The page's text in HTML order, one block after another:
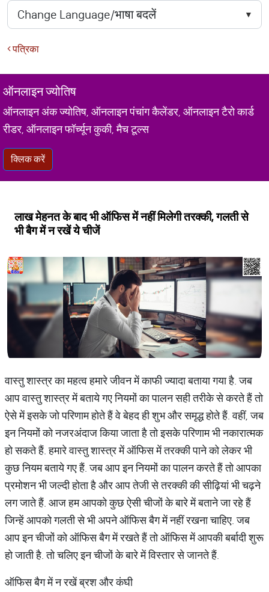
पत्रिका
ऑनलाइन ज्योतिष
ऑनलाइन अंक ज्योतिष, ऑनलाइन पंचांग कैलेंडर, ऑनलाइन टैरो कार्ड
रीडर, ऑनलाइन फॉर्च्यून कुकी, मैच टूल्स
क्लिक करें
लाख मेहनत के बाद भी ऑफिस में नहीं मिलेगी तरक्की, गलती से
भी बैग में न रखें ये चीजें
वास्तु शास्त्र का महत्व हमारे जीवन में काफी ज्यादा बताया गया है. जब
आप वास्तु शास्त्र में बताये गए नियमों का पालन सही तरीके से करते हैं तो
ऐसे में इसके जो परिणाम होते हैं वे बेहद ही शुभ और समृद्ध होते हैं. वहीं, जब
इन नियमों को नजरअंदाज किया जाता है तो इसके परिणाम भी नकारात्मक
हो सकते हैं. हमारे वास्तु शास्त्र में ऑफिस में तरक्की पाने को लेकर भी
कुछ नियम बताये गए हैं. जब आप इन नियमों का पालन करते हैं तो आपका
प्रमोशन भी जल्दी होता है और आप तेजी से तरक्की की सीढ़ियां भी चढ़ने
लग जाते हैं. आज हम आपको कुछ ऐसी चीजों के बारे में बताने जा रहे हैं
जिन्हें आपको गलती से भी अपने ऑफिस बैग में नहीं रखना चाहिए. जब
आप इन चीजों को ऑफिस बैग में रखते हैं तो ऑफिस में आपकी बर्बादी शुरू
हो जाती है. तो चलिए इन चीजों के बारे में विस्तार से जानते हैं.
ऑफिस बैग में न रखें ब्रश और कंघी